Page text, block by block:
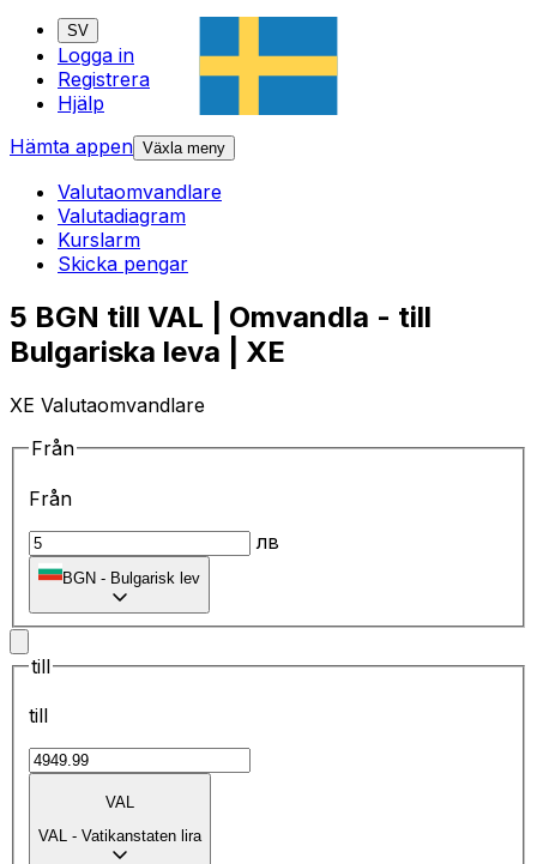
SV
Logga in
Registrera
Hjälp
Hämta appen Växla meny
Valutaomvandlare
Valutadiagram
Kurslarm
Skicka pengar
5 BGN till VAL | Omvandla - till
Bulgariska leva | XE
XE Valutaomvandlare
Från
Från
лв
BGN - Bulgarisk lev
till
till
VAL
VAL - Vatikanstaten lira